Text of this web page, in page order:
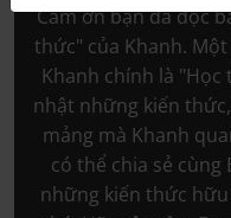
Cám ơn bạn đã đọc
thức" của Khanh.
Khanh chính là
nhật những kiến
mảng mà Khanh
có thể chia sẻ
những kiến thức